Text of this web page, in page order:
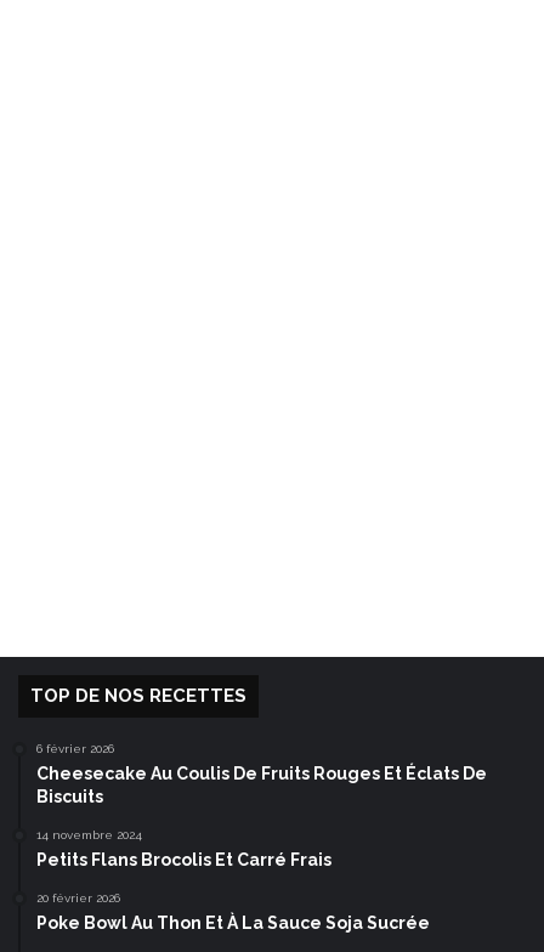
TOP DE NOS RECETTES
6 février 2026
Cheesecake Au Coulis De Fruits Rouges Et Éclats De
Biscuits
14 novembre 2024
Petits Flans Brocolis Et Carré Frais
20 février 2026
Poke Bowl Au Thon Et À La Sauce Soja Sucrée